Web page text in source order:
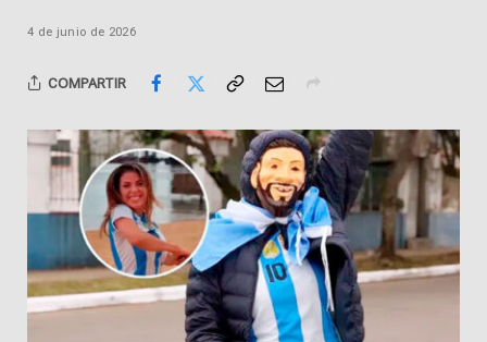
4 de junio de 2026
COMPARTIR